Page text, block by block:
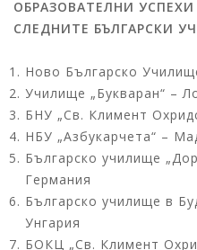
ОБРАЗОВАТЕЛНИ
СЛЕДНИТЕ БЪЛГАРСКИ
Ново Българско
Училище „Букваран“ –
БНУ „Св. Климент
НБУ „Азбукарчета“ –
Българско училище
Германия
Българско училище в
Унгария
БОКЦ „Св. Климент